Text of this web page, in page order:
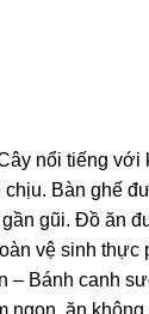
nổi tiếng với
chịu. Bàn ghế
gũi. Đồ ăn
vệ sinh
– Bánh canh